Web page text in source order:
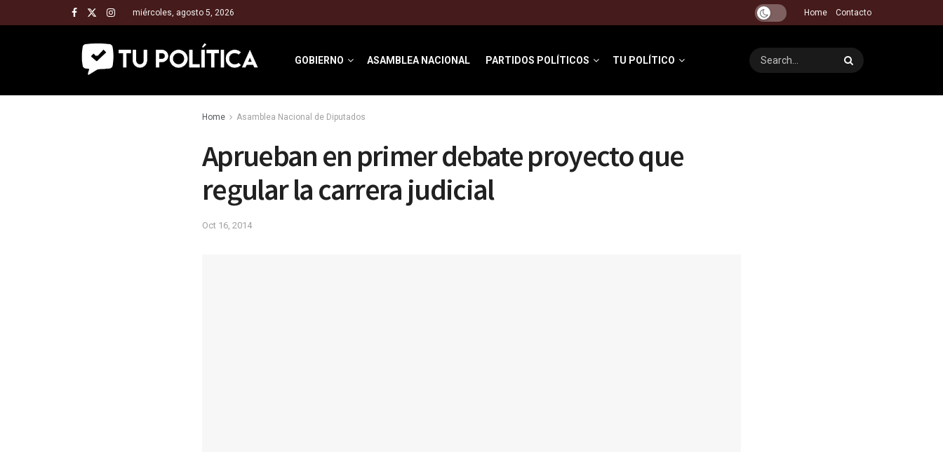
miércoles, agosto 5, 2026 Home Contacto
GOBIERNO ASAMBLEA NACIONAL PARTIDOS POLÍTICOS TU POLÍTICO
Home Asamblea Nacional de Diputados
Aprueban en primer debate proyecto que
regular la carrera judicial
Oct 16, 2014